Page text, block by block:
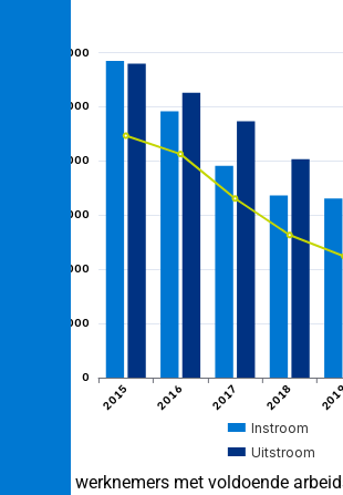
0
100.000
200.000
300.000
400.000
500.000
600.000
2015 2016 2017 2018
Instroom
Uitstroom
Werkloze werknemers met voldoende